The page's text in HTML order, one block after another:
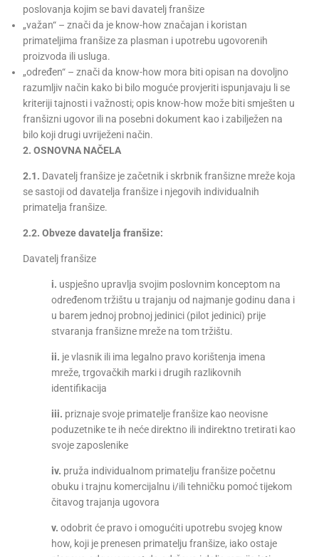
poslovanja kojim se bavi davatelj franšize
„važan“ – znači da je know-how značajan i koristan
primateljima franšize za plasman i upotrebu ugovorenih
proizvoda ili usluga.
„određen“ – znači da know-how mora biti opisan na dovoljno
razumljiv način kako bi bilo moguće provjeriti ispunjavaju li se
kriteriji tajnosti i važnosti; opis know-how može biti smješten u
franšizni ugovor ili na posebni dokument kao i zabilježen na
bilo koji drugi uvriježeni način.
2. OSNOVNA NAČELA
2.1. Davatelj franšize je začetnik i skrbnik franšizne mreže koja
se sastoji od davatelja franšize i njegovih individualnih
primatelja franšize.
2.2. Obveze davatelja franšize:
Davatelj franšize
i. uspješno upravlja svojim poslovnim konceptom na
određenom tržištu u trajanju od najmanje godinu dana i
u barem jednoj probnoj jedinici (pilot jedinici) prije
stvaranja franšizne mreže na tom tržištu.
ii. je vlasnik ili ima legalno pravo korištenja imena
mreže, trgovačkih marki i drugih razlikovnih
identifikacija
iii. priznaje svoje primatelje franšize kao neovisne
poduzetnike te ih neće direktno ili indirektno tretirati kao
svoje zaposlenike
iv. pruža individualnom primatelju franšize početnu
obuku i trajnu komercijalnu i/ili tehničku pomoć tijekom
čitavog trajanja ugovora
v. odobrit će pravo i omogućiti upotrebu svojeg know
how, koji je prenesen primatelju franšize, iako ostaje